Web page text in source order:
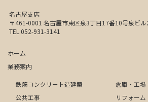
名古屋支店
〒461-0001 名古屋市東区泉3丁目17番10号泉ビ
TEL.052-931-3141
ホーム
業務案内
鉄筋コンクリート造建築
倉庫・工場
公共工事
リフォーム